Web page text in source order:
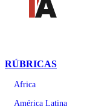
RÚBRICAS
Africa
América Latina